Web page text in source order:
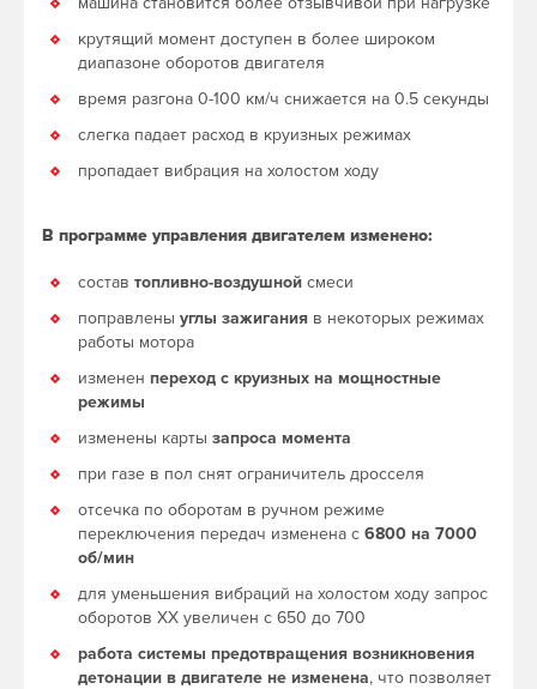
крутящий момент доступен в более широком
диапазоне оборотов двигателя
время разгона 0-100 км/ч снижается на 0.5 секунды
слегка падает расход в круизных режимах
пропадает вибрация на холостом ходу
В программе управления двигателем изменено:
состав топливно-воздушной смеси
поправлены углы зажигания в некоторых режимах
работы мотора
изменен переход с круизных на мощностные
режимы
изменены карты запроса момента
при газе в пол снят ограничитель дросселя
отсечка по оборотам в ручном режиме
переключения передач изменена с 6800 на 7000
об/мин
для уменьшения вибраций на холостом ходу запрос
оборотов ХХ увеличен с 650 до 700
работа системы предотвращения возникновения
детонации в двигателе не изменена, что позволяет